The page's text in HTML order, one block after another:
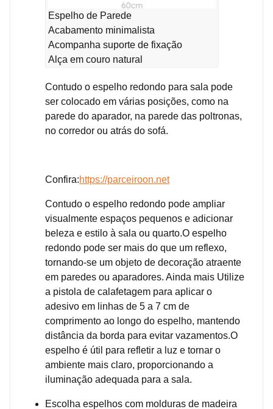
Espelho de Parede
Acabamento minimalista
Acompanha suporte de fixação
Alça em couro natural
Contudo o espelho redondo para sala pode
ser colocado em várias posições, como na
parede do aparador, na parede das poltronas,
no corredor ou atrás do sofá.
Confira:https://parceiroon.net
Contudo o espelho redondo pode ampliar
visualmente espaços pequenos e adicionar
beleza e estilo à sala ou quarto.O espelho
redondo pode ser mais do que um reflexo,
tornando-se um objeto de decoração atraente
em paredes ou aparadores. Ainda mais Utilize
a pistola de calafetagem para aplicar o
adesivo em linhas de 5 a 7 cm de
comprimento ao longo do espelho, mantendo
distância da borda para evitar vazamentos.O
espelho é útil para refletir a luz e tornar o
ambiente mais claro, proporcionando a
iluminação adequada para a sala.
Escolha espelhos com molduras de madeira